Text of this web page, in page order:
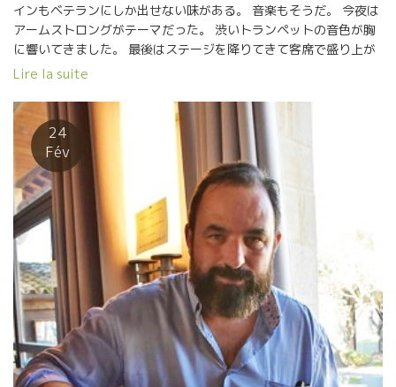
インもベテランにしか出せない味がある。 音楽もそうだ。 今夜は
アームストロングがテーマだった。 渋いトランペットの音色が胸
に響いてきました。 最後はステージを降りてきて客席で盛り上が
った。 やっぱりジャズはいいなー！ ワインツアーが続く途中
グに乗ってテースティングを続けよう。
Lire la suite
24
Fév